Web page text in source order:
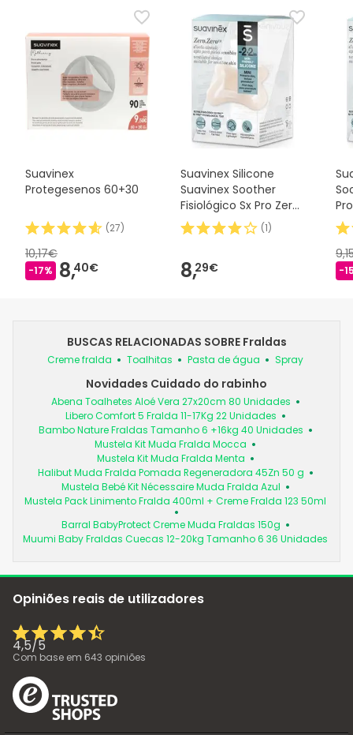
Suavinex
Protegesenos 60+30
(27)
10,17€
-17% 8,40€
Suavinex Silicone
Suavinex Soother
Fisiológico Sx Pro Zero
2m 1 peça
(1)
8,29€ -
BUSCAS RELACIONADAS SOBRE Fraldas
Creme fralda Toalhitas Pasta de água Spray
Novidades Cuidado do rabinho
Abena Toalhetes Aloé Vera 27x20cm 80 Unidades
Libero Comfort 5 Fralda 11-17Kg 22 Unidades
Bambo Nature Fraldas Tamanho 6 +16kg 40 Unidades
Mustela Kit Muda Fralda Mocca
Mustela Kit Muda Fralda Menta
Halibut Muda Fralda Pomada Regeneradora 45Zn 50 g
Mustela Bebé Kit Nécessaire Muda Fralda Azul
Mustela Pack Linimento Fralda 400ml + Creme Fralda 123 50ml
Barral BabyProtect Creme Muda Fraldas 150g
Muumi Baby Fraldas Cuecas 12-20kg Tamanho 6 36 Unidades
Opiniões reais de utilizadores
4,5/5
Com base em 643 opiniões